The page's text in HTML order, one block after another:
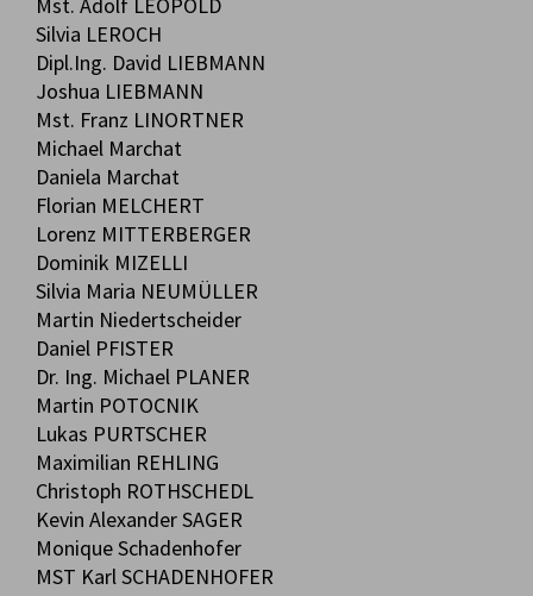
Silvia LEROCH
Dipl.Ing. David LIEBMANN
Joshua LIEBMANN
Mst. Franz LINORTNER
Michael Marchat
Daniela Marchat
Florian MELCHERT
Lorenz MITTERBERGER
Dominik MIZELLI
Silvia Maria NEUMÜLLER
Martin Niedertscheider
Daniel PFISTER
Dr. Ing. Michael PLANER
Martin POTOCNIK
Lukas PURTSCHER
Maximilian REHLING
Christoph ROTHSCHEDL
Kevin Alexander SAGER
Monique Schadenhofer
MST Karl SCHADENHOFER